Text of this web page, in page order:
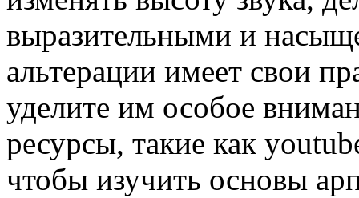
выразительными и
альтерации имеет свои
уделите им особое
ресурсы, такие как
чтобы изучить основы